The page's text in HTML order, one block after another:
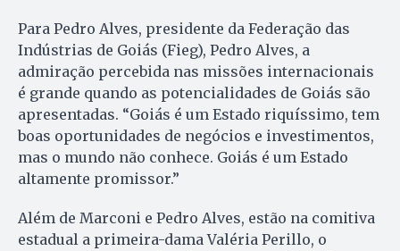
Para Pedro Alves, presidente da Federação das
Indústrias de Goiás (Fieg), Pedro Alves, a
admiração percebida nas missões internacionais
é grande quando as potencialidades de Goiás são
apresentadas. “Goiás é um Estado riquíssimo, tem
boas oportunidades de negócios e investimentos,
mas o mundo não conhece. Goiás é um Estado
altamente promissor.”
Além de Marconi e Pedro Alves, estão na comitiva
estadual a primeira-dama Valéria Perillo, o